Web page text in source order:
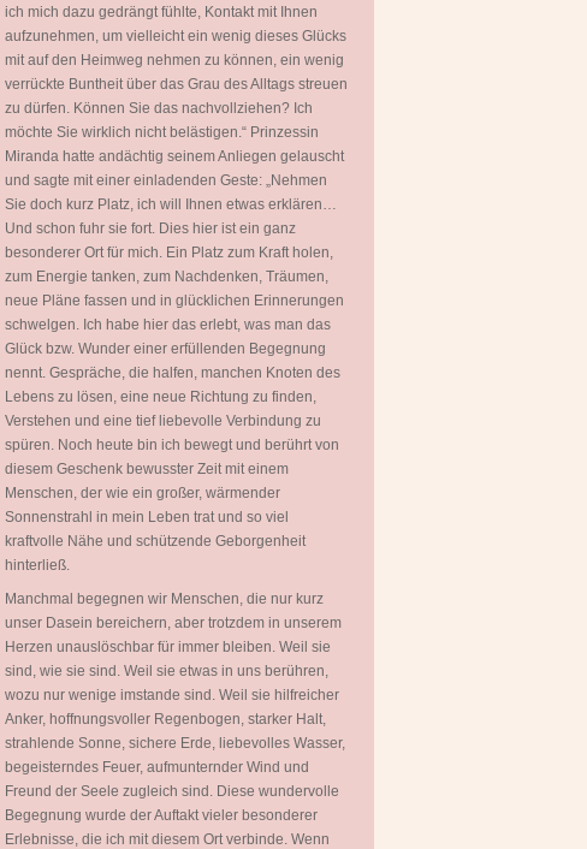
ich mich dazu gedrängt fühlte, Kontakt mit Ihnen
aufzunehmen, um vielleicht ein wenig dieses Glücks
mit auf den Heimweg nehmen zu können, ein wenig
verrückte Buntheit über das Grau des Alltags streuen
zu dürfen. Können Sie das nachvollziehen? Ich
möchte Sie wirklich nicht belästigen.“ Prinzessin
Miranda hatte andächtig seinem Anliegen gelauscht
und sagte mit einer einladenden Geste: „Nehmen
Sie doch kurz Platz, ich will Ihnen etwas erklären…
Und schon fuhr sie fort. Dies hier ist ein ganz
besonderer Ort für mich. Ein Platz zum Kraft holen,
zum Energie tanken, zum Nachdenken, Träumen,
neue Pläne fassen und in glücklichen Erinnerungen
schwelgen. Ich habe hier das erlebt, was man das
Glück bzw. Wunder einer erfüllenden Begegnung
nennt. Gespräche, die halfen, manchen Knoten des
Lebens zu lösen, eine neue Richtung zu finden,
Verstehen und eine tief liebevolle Verbindung zu
spüren. Noch heute bin ich bewegt und berührt von
diesem Geschenk bewusster Zeit mit einem
Menschen, der wie ein großer, wärmender
Sonnenstrahl in mein Leben trat und so viel
kraftvolle Nähe und schützende Geborgenheit
hinterließ.
Manchmal begegnen wir Menschen, die nur kurz
unser Dasein bereichern, aber trotzdem in unserem
Herzen unauslöschbar für immer bleiben. Weil sie
sind, wie sie sind. Weil sie etwas in uns berühren,
wozu nur wenige imstande sind. Weil sie hilfreicher
Anker, hoffnungsvoller Regenbogen, starker Halt,
strahlende Sonne, sichere Erde, liebevolles Wasser,
begeisterndes Feuer, aufmunternder Wind und
Freund der Seele zugleich sind. Diese wundervolle
Begegnung wurde der Auftakt vieler besonderer
Erlebnisse, die ich mit diesem Ort verbinde. Wenn